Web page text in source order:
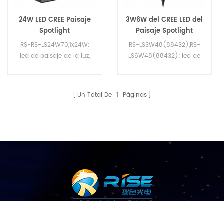
24W LED CREE Paisaje
Spotlight
RS-RS-LS24W70,1x24W;
led de paisaje de la luz,
(construir-en el CC del
conductor),el uso al aire
3W6W del CREE LED del
Paisaje Spotlight
RS-LS3W48(88432),RS-
LS6W48(88432); led de
DMX512,RGBWV+
(construir-en el CC del
la Espiga de Luces.
Un Total De 1 Páginas